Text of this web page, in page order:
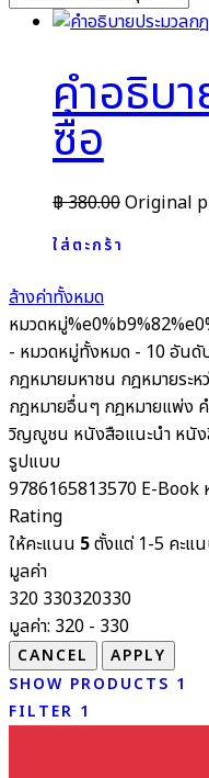
คำอธิบ
ซื้อ
฿380.00Original
ใส่ตะกร้า
ล้างค่าทั้งหมด
หมวดหมู่
- หมวดหมู่ทั้งหมด - 10 อันดั
กฎหมายมหาชน กฎหมายระห
กฎหมายอื่นๆ กฎหมายแพ่ง
วิญญูชน หนังสือแนะนำ หนั
รูปแบบ
9786165813570 E-Book
Rating
ให้คะแนน 5ตั้งแต่ 1-5 คะแ
มูลค่า
320 330320330
มูลค่า: 320 - 330
SHOW PRODUCTS 1
FILTER 1